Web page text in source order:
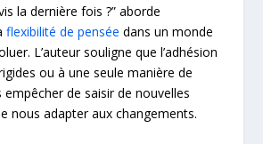
la dernière fois ?” aborde
flexibilité de pensée dans un monde
L’auteur souligne que l’adhésion
ou à une seule manière de
de saisir de nouvelles
nous adapter aux changements.